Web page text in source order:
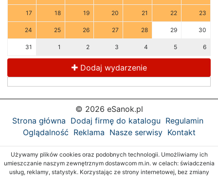
17 18 19 20 21 22 23
24 25 26 27 28 29 30
31 1 2 3 4 5 6
Dodaj wydarzenie
© 2026 eSanok.pl
Strona główna Dodaj firmę do katalogu Regulamin
Oglądalność Reklama Nasze serwisy Kontakt
Używamy plików cookies oraz podobnych technologii. Umożliwiamy ich
umieszczanie naszym zewnętrznym dostawcom m.in. w celach: świadczenia
usług, reklamy, statystyk. Korzystając ze strony internetowej, bez zmiany